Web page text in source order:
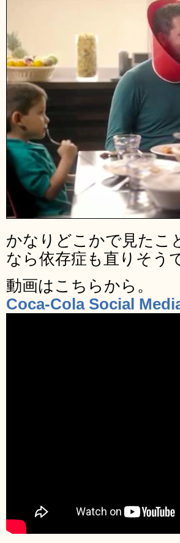
かなりどこかで見たこ
なら依存症も直りそう
動画はこちらから。
Coca-Cola Social